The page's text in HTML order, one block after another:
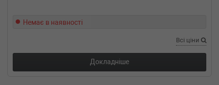
Немає в наявності
Всі ціни
Докладніше